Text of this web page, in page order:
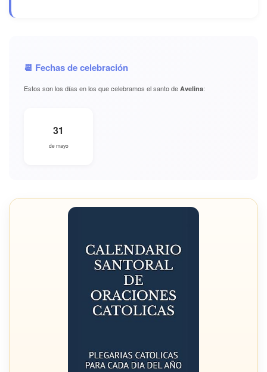
📆 Fechas de celebración
Estos son los días en los que celebramos el santo de Avelina:
31
de mayo